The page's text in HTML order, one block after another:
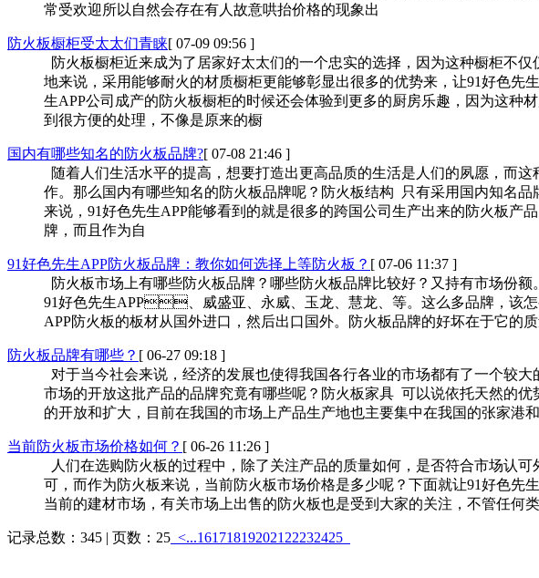
常受欢迎所以自然会存在有人故意哄抬价格的现象出
防火板橱柜受太太们青睐[ 07-09 09:56 ]
防火板橱柜近来成为了居家好太太们的一个忠实的选择，因为这种橱柜不
地来说，采用能够耐火的材质橱柜更能够彰显出很多的优势来，让91好
生APP公司成产的防火板橱柜的时候还会体验到更多的厨房乐趣，因为这
到很方便的处理，不像是原来的橱
国内有哪些知名的防火板品牌?[ 07-08 21:46 ]
随着人们生活水平的提高，想要打造出更高品质的生活是人们的夙愿，
作。那么国内有哪些知名的防火板品牌呢？防火板结构 只有采用国内
来说，91好色先生APP能够看到的就是很多的跨国公司生产出来的防火板产品
牌，而且作为自
91好色先生APP防火板品牌：教你如何选择上等防火板？ [ 07-06 11:37 ]
防火板市场上有哪些防火板品牌？哪些防火板品牌比较好？又持有市场份额
91好色先生APP、威盛亚、永威、玉龙、慧龙、等。这么多品牌
APP防火板的板材从国外进口，然后出口国外。防火板品牌的好坏在于它的质量
防火板品牌有哪些？ [ 06-27 09:18 ]
对于当今社会来说，经济的发展也使得我国各行各业的市场都有了一个较大的
市场的开放这批产品的品牌究竟有哪些呢？防火板家具 可以说依托天然的优
的开放和扩大，目前在我国的市场上产品生产地也主要集中在我国的张家港和广
当前防火板市场价格如何？ [ 06-26 11:26 ]
人们在选购防火板的过程中，除了关注产品的质量如何，是否符合市场认
可，而作为防火板来说，当前防火板市场价格是多少呢？下面就让91好
当前的建材市场，有关市场上出售的防火板也是受到大家的关注，不管任
记录总数：345 | 页数：25 <...161718192021 22232425